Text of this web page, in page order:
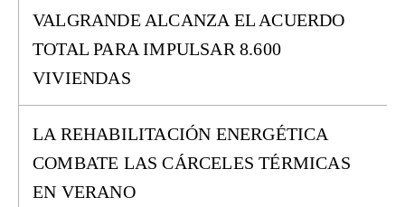
VALGRANDE ALCANZA EL ACUERDO
TOTAL PARA IMPULSAR 8.600
VIVIENDAS
LA REHABILITACIÓN ENERGÉTICA
COMBATE LAS CÁRCELES TÉRMICAS
EN VERANO